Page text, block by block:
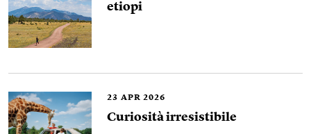
etiopi
23 APR 2026
Curiosità irresistibile